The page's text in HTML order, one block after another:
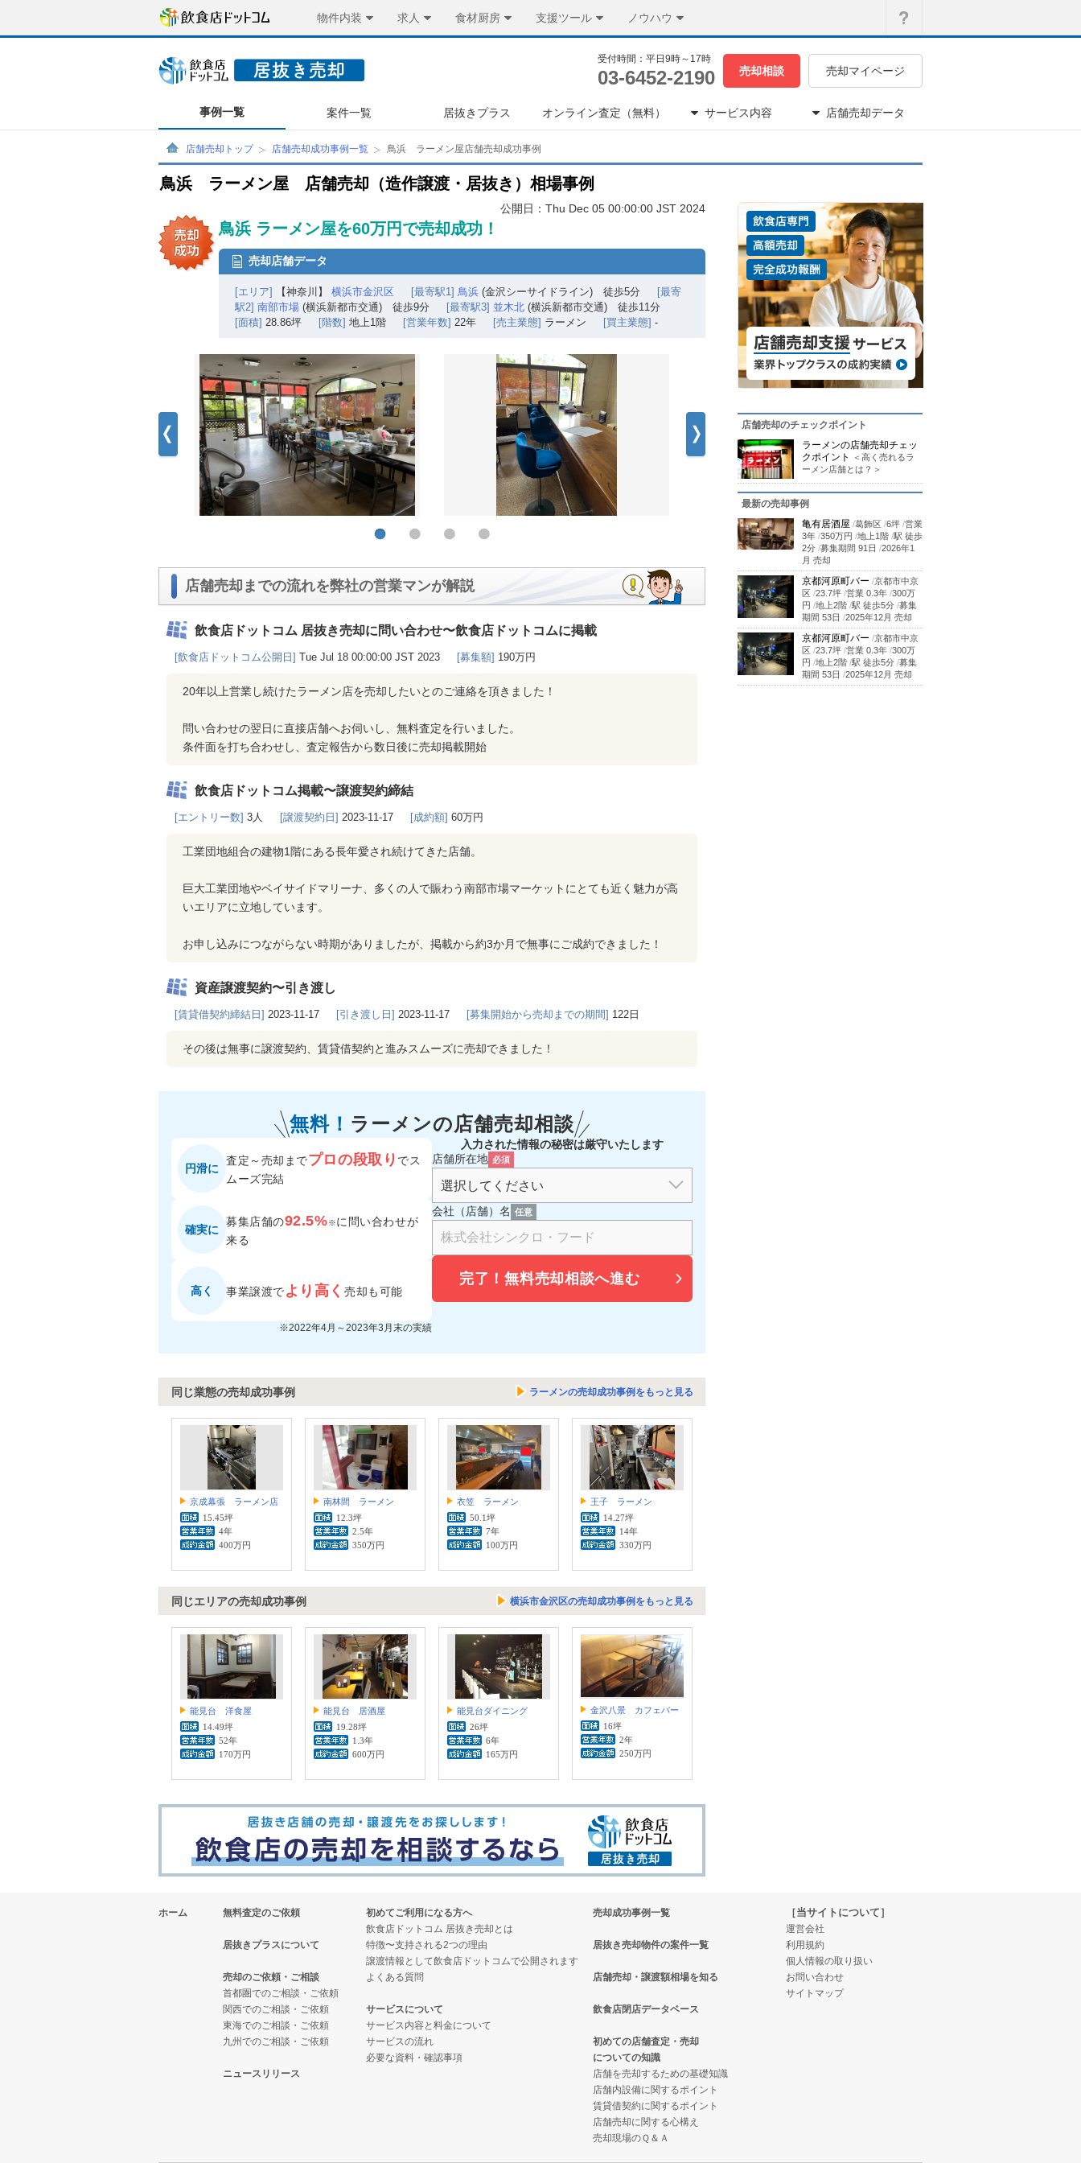
物件内装 求人 食材厨房 支援ツール ノウハウ
受付時間：平日9時～17時
03-6452-2190 売却相談 売却マイページ
事例一覧 案件一覧 居抜きプラス オンライン査定（無料） サービス内容 店舗売却データ
店舗売却トップ 店舗売却成功事例一覧 鳥浜 ラーメン屋店舗売却成功事例
鳥浜 ラーメン屋 店舗売却（造作譲渡・居抜き）相場事例
公開日：Thu Dec 05 00:00:00 JST 2024
鳥浜 ラーメン屋を60万円で売却成功！
売却店舗データ
[エリア] 【神奈川】 横浜市金沢区 [最寄駅1] 鳥浜 (金沢シーサイドライン) 徒歩5分
[最寄
駅2] 南部市場 (横浜新都市交通) 徒歩9分 [最寄駅3] 並木北 (横浜新都市交通) 徒歩11分
[面積] 28.86坪 [階数] 地上1階 [営業年数] 22年 [売主業態] ラーメン [買主業態] -
店舗売却までの流れを弊社の営業マンが解説
飲食店ドットコム 居抜き売却に問い合わせ〜飲食店ドットコムに掲載
[飲食店ドットコム公開日] Tue Jul 18 00:00:00 JST 2023 [募集額] 190万円
20年以上営業し続けたラーメン店を売却したいとのご連絡を頂きました！
問い合わせの翌日に直接店舗へお伺いし、無料査定を行いました。
条件面を打ち合わせし、査定報告から数日後に売却掲載開始
飲食店ドットコム掲載〜譲渡契約締結
[エントリー数] 3人 [譲渡契約日] 2023-11-17 [成約額] 60万円
工業団地組合の建物1階にある長年愛され続けてきた店舗。
巨大工業団地やベイサイドマリーナ、多くの人で賑わう南部市場マーケットにとても近く魅力が高
いエリアに立地しています。
お申し込みにつながらない時期がありましたが、掲載から約3か月で無事にご成約できました！
資産譲渡契約〜引き渡し
[賃貸借契約締結日] 2023-11-17 [引き渡し日] 2023-11-17 [募集開始から売却までの期間] 122日
その後は無事に譲渡契約、賃貸借契約と進みスムーズに売却できました！
無料！ ラーメンの店舗売却相談
円滑に
査定～売却までプロの段取り でス
ムーズ完結
確実に
募集店舗の92.5%※に 問い合わせが
来る
高く 事業譲渡でより高く売却も可能
※2022年4月～2023年3月末の実績
入力された情報の秘密は厳守いたします
店舗所在地 必須
会社（店舗）名 任意
完了！無料売却相談へ進む
同じ業態の売却成功事例 ラーメンの売却成功事例をもっと見る
京成幕張 ラーメン店
15.45坪
4年
400万円
南林間 ラーメン
12.3坪
2.5年
350万円
衣笠 ラーメン
50.1坪
7年
100万円
王子 ラーメン
14.27坪
14年
330万円
同じエリアの売却成功事例 横浜市金沢区の売却成功事例をもっと見る
能見台 洋食屋
14.49坪
52年
170万円
能見台 居酒屋
19.28坪
1.3年
600万円
能見台ダイニング
26坪
6年
165万円
金沢八景 カフェバー
16坪
2年
250万円
店舗売却のチェックポイント
ラーメンの店舗売却チェッ
クポイント
＜高く売れるラ
ーメン店舗とは？＞
最新の売却事例
亀有居酒屋 /葛飾区 /6坪 /営業
3年 /350万円 /地上1階 /駅 徒歩
2分 /募集期間 91日 /2026年1
月 売却
京都河原町バー /京都市中京
区 /23.7坪 /営業 0.3年 /300万
円 /地上2階 /駅 徒歩5分 /募集
期間 53日 /2025年12月 売却
京都河原町バー /京都市中京
区 /23.7坪 /営業 0.3年 /300万
円 /地上2階 /駅 徒歩5分 /募集
期間 53日 /2025年12月 売却
ホーム 無料査定のご依頼
居抜きプラスについて
売却のご依頼・ご相談
首都圏でのご相談・ご依頼
関西でのご相談・ご依頼
東海でのご相談・ご依頼
九州でのご相談・ご依頼
ニュースリリース
初めてご利用になる方へ
飲食店ドットコム 居抜き売却とは
特徴〜支持される2つの理由
譲渡情報として飲食店ドットコムで公開されます
よくある質問
サービスについて
サービス内容と料金について
サービスの流れ
必要な資料・確認事項
売却成功事例一覧
居抜き売却物件の案件一覧
店舗売却・譲渡額相場を知る
飲食店閉店データベース
初めての店舗査定・売却
についての知識
店舗を売却するための基礎知識
店舗内設備に関するポイント
賃貸借契約に関するポイント
店舗売却に関する心構え
売却現場のＱ＆Ａ
［当サイトについて］
運営会社
利用規約
個人情報の取り扱い
お問い合わせ
サイトマップ